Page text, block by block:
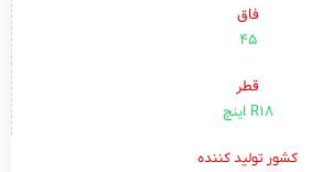
فاق
۴۵
قطر
R18 اینچ
کشور تولید کننده